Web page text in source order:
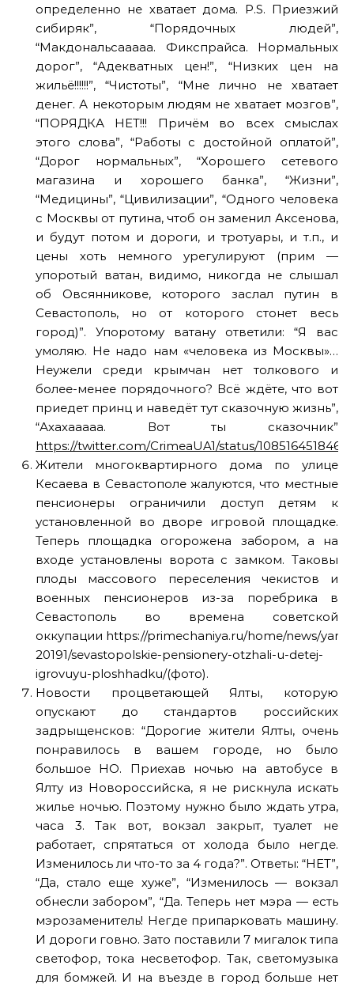
определенно не хватает дома. P.S. Приезжий
сибиряк”, “Порядочных людей”,
“Макдональсааааа. Фикспрайса. Нормальных
дорог”, “Адекватных цен!”, “Низких цен на
жильё!!!!!!”, “Чистоты”, “Мне лично не хватает
денег. А некоторым людям не хватает мозгов”,
“ПОРЯДКА НЕТ!!! Причём во всех смыслах
этого слова”, “Работы с достойной оплатой”,
“Дорог нормальных”, “Хорошего сетевого
магазина и хорошего банка”, “Жизни”,
“Медицины”, “Цивилизации”, “Одного человека
с Москвы от путина, чтоб он заменил Аксенова,
и будут потом и дороги, и тротуары, и т.п., и
цены хоть немного урегулируют (прим —
упоротый ватан, видимо, никогда не слышал
об Овсянникове, которого заслал путин в
Севастополь, но от которого стонет весь
город)”. Упоротому ватану ответили: “Я вас
умоляю. Не надо нам «человека из Москвы»…
Неужели среди крымчан нет толкового и
более-менее порядочного? Всё ждёте, что вот
приедет принц и наведёт тут сказочную жизнь”,
“Ахахааааа. Вот ты сказочник”
https://twitter.com/CrimeaUA1/status/
Жители многоквартирного дома по улице
Кесаева в Севастополе жалуются, что местные
пенсионеры ограничили доступ детям к
установленной во дворе игровой площадке.
Теперь площадка огорожена забором, а на
входе установлены ворота с замком. Таковы
плоды массового переселения чекистов и
военных пенсионеров из-за поребрика в
Севастополь во времена советской
оккупации https://primechaniya.ru/home/news/
20191/sevastopolskie-pensionery-otzhali-u-detej-
igrovuyu-ploshhadku/(фото).
Новости процветающей Ялты, которую
опускают до стандартов российских
задрыщенсков: “Дорогие жители Ялты, очень
понравилось в вашем городе, но было
большое НО. Приехав ночью на автобусе в
Ялту из Новороссийска, я не рискнула искать
жилье ночью. Поэтому нужно было ждать утра,
часа 3. Так вот, вокзал закрыт, туалет не
работает, спрятаться от холода было негде.
Изменилось ли что-то за 4 года?”. Ответы: “НЕТ”,
“Да, стало еще хуже”, “Изменилось — вокзал
обнесли забором”, “Да. Теперь нет мэра — есть
мэрозаменитель! Негде припарковать машину.
И дороги говно. Зато поставили 7 мигалок типа
светофор, тока несветофор. Так, светомузыка
для бомжей. И на въезде в город больше нет